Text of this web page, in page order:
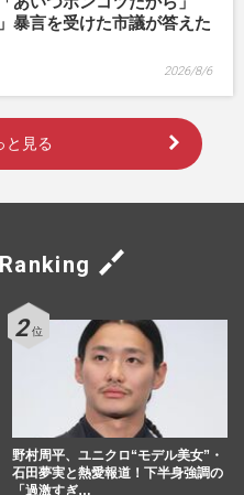
暴言を受けた市議が答えた
2026/8/6
と見る
野村周平、ユニクロ“モデル美女”・
石田夢実と熱愛報道！下半身強調の
「過激すぎ…